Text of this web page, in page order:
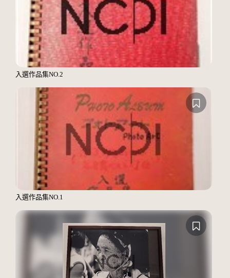
入選作品集NO.2
入選作品集NO.1